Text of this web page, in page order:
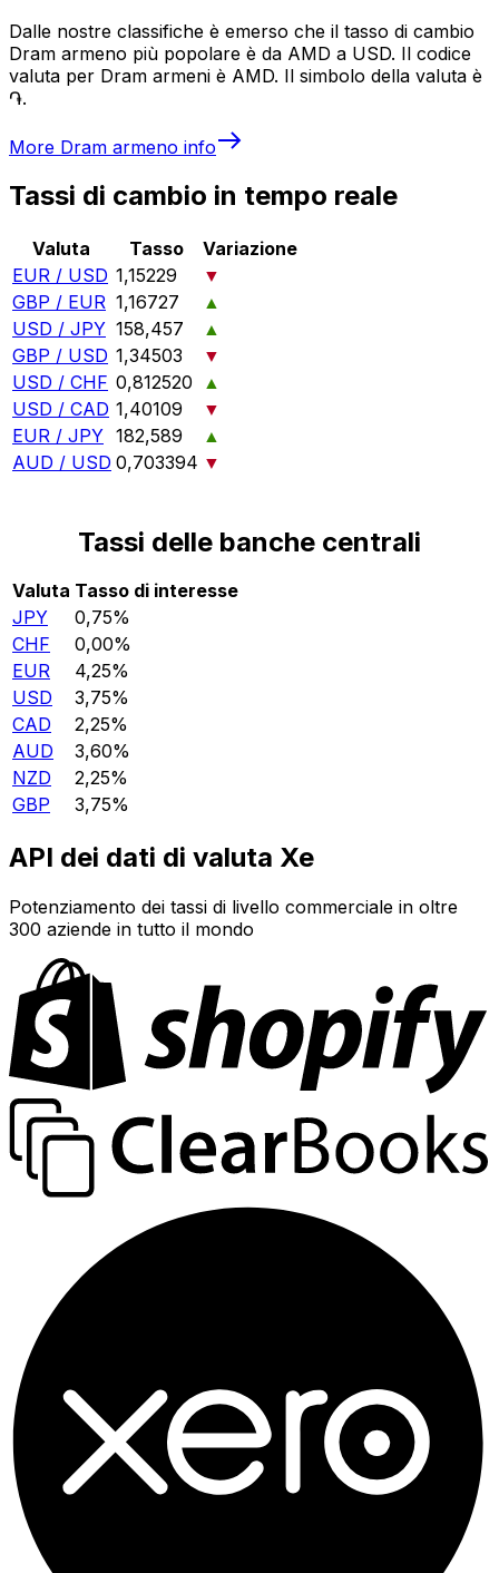
Dalle nostre classifiche è emerso che il tasso di cambio
Dram armeno più popolare è da AMD a USD. Il codice
valuta per Dram armeni è AMD. Il simbolo della valuta è
֏.
More Dram armeno info
Tassi di cambio in tempo reale
Valuta Tasso
Variazione
EUR / USD 1,15229
▼
GBP / EUR 1,16727
▲
USD / JPY 158,457
▲
GBP / USD 1,34503
▼
USD / CHF 0,812520
▲
USD / CAD 1,40109
▼
EUR / JPY 182,589
▲
AUD / USD 0,703394 ▼
Tassi delle banche centrali
Valuta Tasso di interesse
JPY
0,75%
CHF
0,00%
EUR
4,25%
USD
3,75%
CAD
2,25%
AUD
3,60%
NZD
2,25%
GBP
3,75%
API dei dati di valuta Xe
Potenziamento dei tassi di livello commerciale in oltre
300 aziende in tutto il mondo